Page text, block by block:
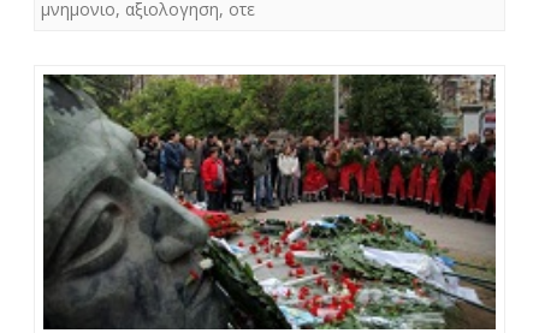
μνημονιο, αξιολογηση, οτε